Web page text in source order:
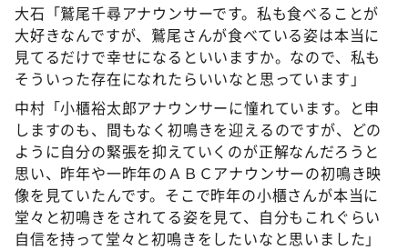
大石「鷲尾千尋アナウンサーです。私も食べることが
大好きなんですが、鷲尾さんが食べている姿は本当に
見てるだけで幸せになるといいますか。なので、私も
そういった存在になれたらいいなと思っています」
中村「小櫃裕太郎アナウンサーに憧れています。と申
しますのも、間もなく初鳴きを迎えるのですが、どの
ように自分の緊張を抑えていくのが正解なんだろうと
思い、昨年や一昨年のＡＢＣアナウンサーの初鳴き映
像を見ていたんです。そこで昨年の小櫃さんが本当に
堂々と初鳴きをされてる姿を見て、自分もこれぐらい
自信を持って堂々と初鳴きをしたいなと思いました」